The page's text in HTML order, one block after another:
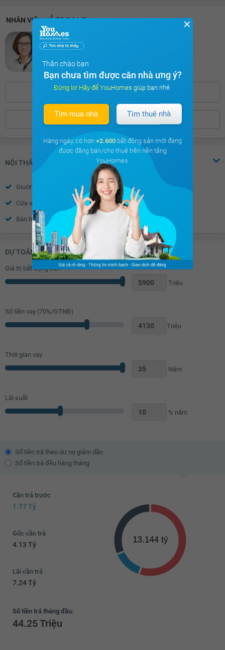
NHÂN VIÊN HỖ TRỢ 24/7
Yến Ngọc
Chuyên viên CSKH xuất sắc nhất 2025
3051 khách hàng cảm thấy hài lòng
0886.39*** Bấm để hiện số
ĐẶT LỊCH XEM NHÀ
NỘI THẤT
Giường Tủ đầu giường
Cửa sổ Tủ quần áo
Bàn trang điểm Bàn làm việc
Bàn học Đèn ngủ
Tủ âm tường Bếp gas âm
Bếp gas dương Bếp từ âm
Bếp từ dương Bếp hồng ngoại âm
Lò nướng
Máy hút mùi
Vòi hoa sen
Bồn rửa mặt
Kệ để đồ
Bàn uống nước
Đèn chùm Bàn thờ/tủ thờ
Đèn ốp trần phòng khách
Giàn phơi thông minh Máy giặt
Đèn ốp trần nhà tắm
Chắn ban công Lưới an toàn
Cửa nhôm kính
DỰ TOÁN KHOẢN VAY (ĐƠN VỊ: VNĐ)
Giá trị bất động sản
Triệu
Số tiền vay (70%/GTNĐ)
Triệu
Thời gian vay
Năm
Lãi suất
% năm
Số tiền trả theo dư nợ giảm dần
Số tiền trả đều hàng tháng
Cần trả trước
1.77 Tỷ
Gốc cần trả
4.13 Tỷ
Lãi cần trả
7.24 Tỷ
Số tiền trả tháng đầu:
44.25 Triệu
✕
Thân chào bạn
Bạn chưa tìm được căn nhà ưng ý?
Đừng lo! Hãy để YouHomes giúp bạn nhé.
Tìm mua nhà Tìm thuê nhà
Hàng ngày, có hơn +2.600 bất động sản mới đang
được đăng bán/cho thuê trên nền tảng
YouHomes.